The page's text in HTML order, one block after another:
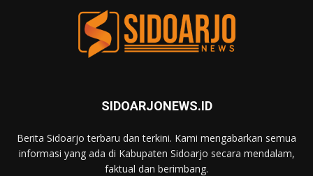
SIDOARJONEWS.ID
Berita Sidoarjo terbaru dan terkini. Kami mengabarkan semua
informasi yang ada di Kabupaten Sidoarjo secara mendalam,
faktual dan berimbang.